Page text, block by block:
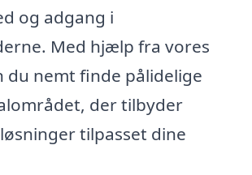
og adgang i
Med hjælp fra vores
du nemt finde pålidelige
der tilbyder
tilpasset dine